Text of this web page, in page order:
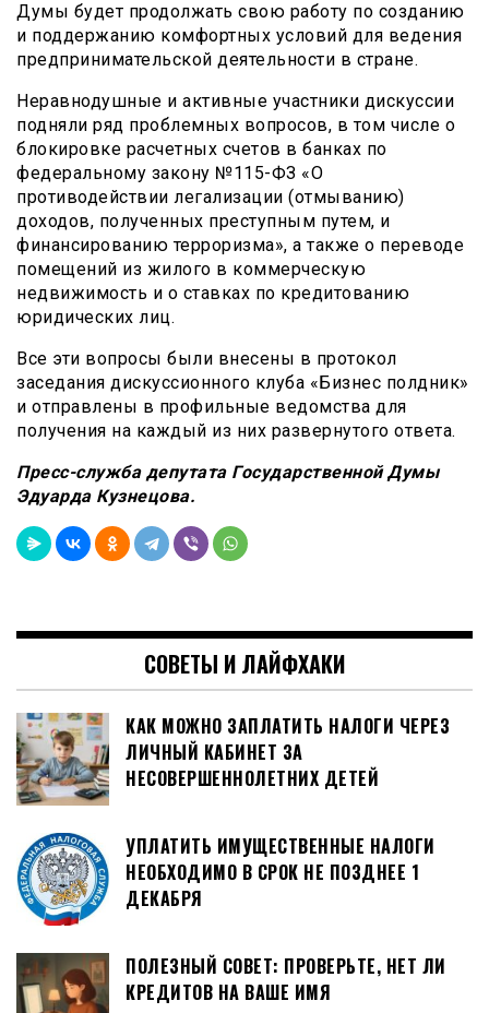
Думы будет продолжать свою работу по созданию
и поддержанию комфортных условий для ведения
предпринимательской деятельности в стране.
Неравнодушные и активные участники дискуссии
подняли ряд проблемных вопросов, в том числе о
блокировке расчетных счетов в банках по
федеральному закону №115-ФЗ «О
противодействии легализации (отмыванию)
доходов, полученных преступным путем, и
финансированию терроризма», а также о переводе
помещений из жилого в коммерческую
недвижимость и о ставках по кредитованию
юридических лиц.
Все эти вопросы были внесены в протокол
заседания дискуссионного клуба «Бизнес полдник»
и отправлены в профильные ведомства для
получения на каждый из них развернутого ответа.
Пресс-служба депутата Государственной Думы
Эдуарда Кузнецова.
СОВЕТЫ И ЛАЙФХАКИ
КАК МОЖНО ЗАПЛАТИТЬ НАЛОГИ ЧЕРЕЗ
ЛИЧНЫЙ КАБИНЕТ ЗА
НЕСОВЕРШЕННОЛЕТНИХ ДЕТЕЙ
УПЛАТИТЬ ИМУЩЕСТВЕННЫЕ НАЛОГИ
НЕОБХОДИМО В СРОК НЕ ПОЗДНЕЕ 1
ДЕКАБРЯ
ПОЛЕЗНЫЙ СОВЕТ: ПРОВЕРЬТЕ, НЕТ ЛИ
КРЕДИТОВ НА ВАШЕ ИМЯ